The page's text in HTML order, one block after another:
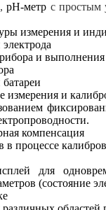
рН-метр с простым
измерения и
и
измерения и
компенсация
в процессе
для
(состояние